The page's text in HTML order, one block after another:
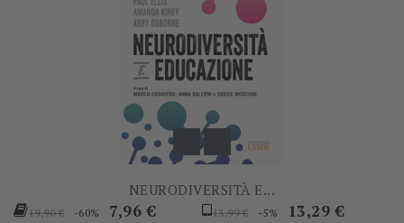
NEURODIVERSITÀ E...
Prezzo
19,90 € -60% Prezzo
7,96 €
Prezzo
13,99 € -5% Prezzo
13,29 €